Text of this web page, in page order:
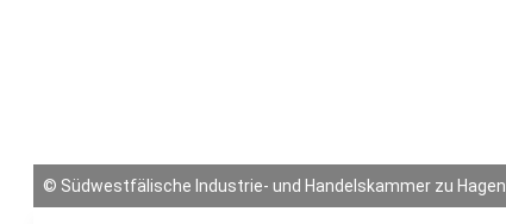
© Südwestfälische Industrie- und Handelskammer zu Hagen